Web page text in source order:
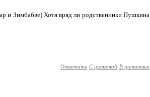
и Зимбабве) Хотя вряд ли родственники Пушкина
Ответить С цитатой В цитатник